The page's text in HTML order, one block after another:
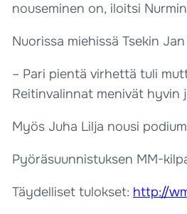
nouseminen on, iloitsi
Nuorissa miehissä Tsekin
– Pari pientä virhettä tuli
Reitinvalinnat menivät hyvin
Myös Juha Lilja nousi
Pyöräsuunnistuksen MM-
Täydelliset tulokset: http://